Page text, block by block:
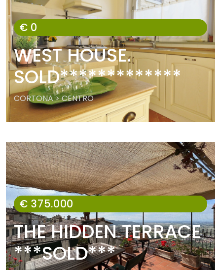
€ 0
WEST HOUSE.
SOLD*************
CORTONA > CENTRO
€ 375.000
THE HIDDEN TERRACE
***SOLD***